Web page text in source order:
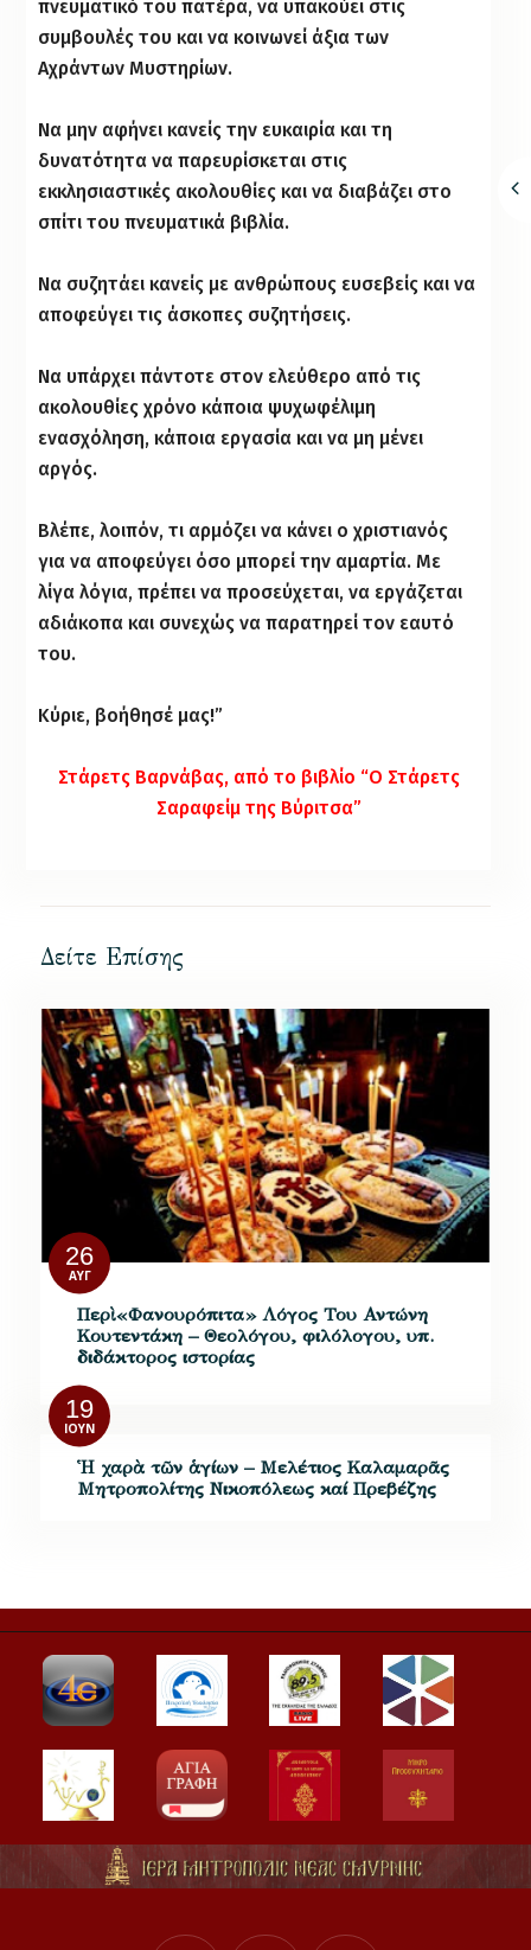
πνευματικό του πατέρα, να υπακούει στις
συμβουλές του και να κοινωνεί άξια των
Αχράντων Μυστηρίων.
Να μην αφήνει κανείς την ευκαιρία και τη
δυνατότητα να παρευρίσκεται στις
εκκλησιαστικές ακολουθίες και να διαβάζει στο
σπίτι του πνευματικά βιβλία.
Να συζητάει κανείς με ανθρώπους ευσεβείς και να
αποφεύγει τις άσκοπες συζητήσεις.
Να υπάρχει πάντοτε στον ελεύθερο από τις
ακολουθίες χρόνο κάποια ψυχωφέλιμη
ενασχόληση, κάποια εργασία και να μη μένει
αργός.
Βλέπε, λοιπόν, τι αρμόζει να κάνει ο χριστιανός
για να αποφεύγει όσο μπορεί την αμαρτία. Με
λίγα λόγια, πρέπει να προσεύχεται, να εργάζεται
αδιάκοπα και συνεχώς να παρατηρεί τον εαυτό
του.
Κύριε, βοήθησέ μας!”
Στάρετς Βαρνάβας, από το βιβλίο “Ο Στάρετς
Σαραφείμ της Βύριτσα”
Δείτε Επίσης
26
ΑΥΓ
Περὶ «Φανουρόπιτα» Λόγος Του Αντώνη
Κουτεντάκη – Θεολόγου, φιλόλογου, υπ.
διδάκτορος ιστορίας
19
ΙΟΎΝ
Ἡ χαρὰ τῶν ἁγίων – Μελέτιος Καλαμαρᾶς
Μητροπολίτης Νικοπόλεως καί Πρεβέζης